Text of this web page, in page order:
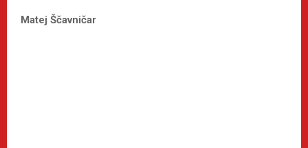
Matej Ščavničar